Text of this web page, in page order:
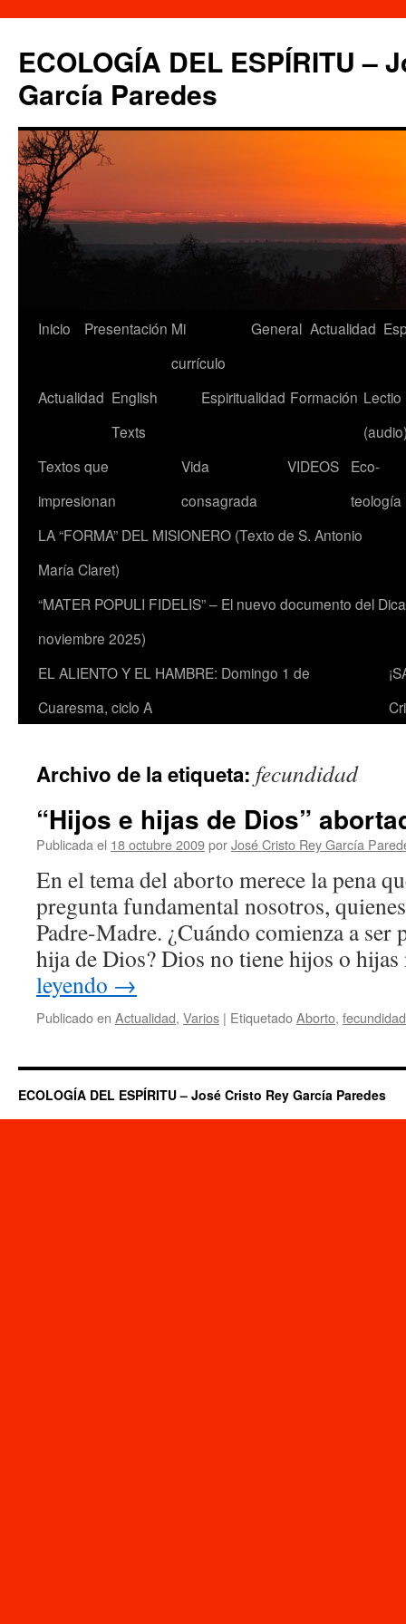
contenido
ECOLOGÍA DEL ESPÍRITU –
García Paredes
Inicio Presentación Mi
currículo
General Actualidad
Actualidad English
Texts
Espiritualidad Formación Lectio
Textos que
impresionan
Vida
consagrada
VIDEOS
Eco-
teología
LA “FORMA” DEL MISIONERO (Texto de S. Antonio
María Claret)
“MATER POPULI FIDELIS” – El nuevo documento del
noviembre 2025)
EL ALIENTO Y EL HAMBRE: Domingo 1 de
Cuaresma, ciclo A
Archivo de la etiqueta: fecundidad
“Hijos e hijas de Dios”
Publicada el 18 octubre 2009porJosé Cristo Rey García
En el tema del aborto merece la pena
pregunta fundamental nosotros,
Padre-Madre. ¿Cuándo comienza a ser
hija de Dios? Dios no tiene hijos o
leyendo →
Publicado en Actualidad, Varios | EtiquetadoAborto, fecundidad
ECOLOGÍA DEL ESPÍRITU – José Cristo Rey García Paredes